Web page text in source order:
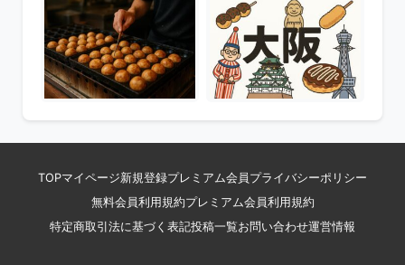
TOPマイページ新規登録プレミアム会員 プライバシーポリシー
無料会員利用規約プレミアム会員利用規約
特定商取引法に基づく表記投稿一覧お問い合わせ運営情報